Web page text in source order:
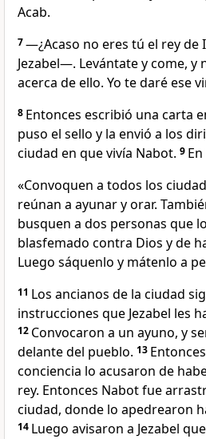
Acab.
7―¿Acaso no eres tú el rey
Jezabel—. Levántate y come, y
acerca de ello. Yo te daré ese
8 Entonces escribió una carta
puso el sello y la envió a los
ciudad en que vivía Nabot. 9
«Convoquen a todos los
reúnan a ayunar y orar.
busquen a dos personas que
blasfemado contra Dios y de
Luego sáquenlo y mátenlo a
11 Los ancianos de la ciudad
instrucciones que Jezabel les
12 Convocaron a un ayuno, y
delante del pueblo. 13
conciencia lo acusaron de
rey. Entonces Nabot fue
ciudad, donde lo apedrearon
14 Luego avisaron a Jezabel